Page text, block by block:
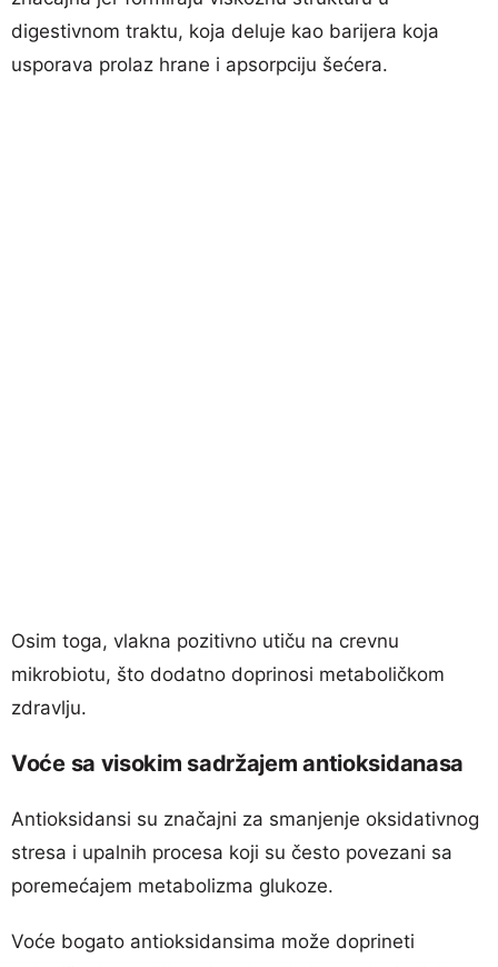
digestivnom traktu, koja deluje kao barijera koja
usporava prolaz hrane i apsorpciju šećera.
Osim toga, vlakna pozitivno utiču na crevnu
mikrobiotu, što dodatno doprinosi metaboličkom
zdravlju.
Voće sa visokim sadržajem antioksidanasa
Antioksidansi su značajni za smanjenje oksidativnog
stresa i upalnih procesa koji su često povezani sa
poremećajem metabolizma glukoze.
Voće bogato antioksidansima može doprineti